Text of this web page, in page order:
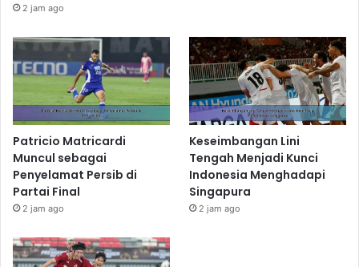
2 jam ago
Patricio Matricardi
Muncul sebagai
Penyelamat Persib di
Partai Final
2 jam ago
Keseimbangan Lini
Tengah Menjadi Kunci
Indonesia Menghadapi
Singapura
2 jam ago